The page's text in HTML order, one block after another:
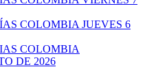
COLOMBIA JUEVES 6
COLOMBIA
DE 2026